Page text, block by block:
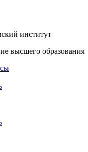
институт
высшего образования